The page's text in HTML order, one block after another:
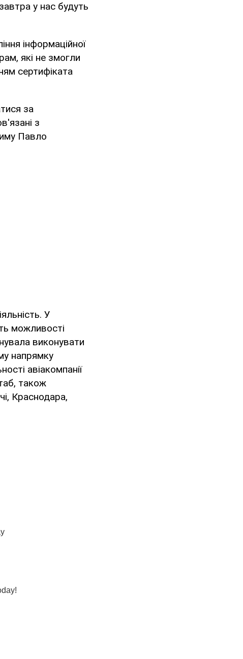
у нас будуть
інформаційної
які не змогли
сертифіката
за
з
Павло
У
можливості
виконувати
напрямку
авіакомпанії
також
Краснодара,